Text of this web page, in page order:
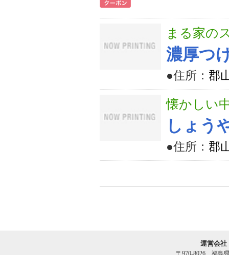
まる家の
濃厚つ
●住所： 郡
懐かしい
しょう
●住所： 郡
運営会
〒970-8026 福島